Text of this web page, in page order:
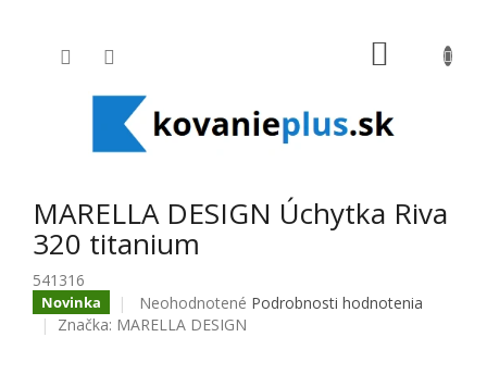
MARELLA DESIGN Úchytka Riva
320 titanium
541316
Novinka Priemerné hodnotenie produktu je 0,0 z 5
Neohodnotené Podrobnosti hodnotenia
Značka: MARELLA DESIGN